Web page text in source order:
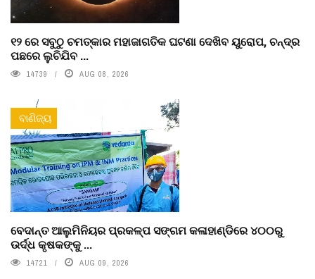
୧୨ ରେ ସବୁଠୁ ଚମତ୍କାର ମହାଜାଗତିକ ଘଟଣା ଦେଖିବ ୟୁରୋପ, ଚନ୍ଦ୍ର
ପଛରେ ଲୁଚିଯିବ ...
14739 AUG 08, 2026
ବାଣିଜ୍ୟ
ବେଦାନ୍ତ ଆଲୁମିନିୟର ପ୍ରକଳ୍ପ ସଙ୍ଗମ କଳାହାଣ୍ଡିରେ ୪୦୦ରୁ
ଉର୍ଦ୍ଧ କୃଷକଙ୍କୁ ...
14721 AUG 09, 2026